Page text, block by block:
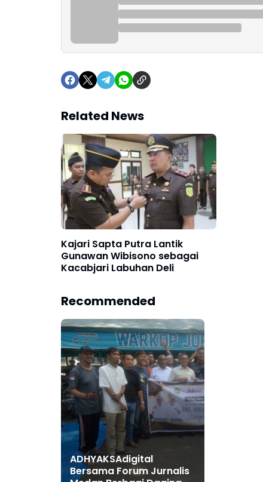
Related News
Kajari Sapta Putra Lantik
Gunawan Wibisono sebagai
Kacabjari Labuhan Deli
Recommended
ADHYAKSAdigital
Bersama Forum Jurnalis